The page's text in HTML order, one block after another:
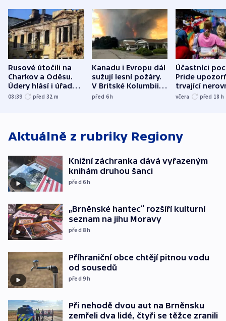
Rusové útočili na
Charkov a Oděsu.
Údery hlásí i úřady v
Bělgorodu
08:39 před 32 m
Kanadu i Evropu dál
sužují lesní požáry.
V Britské Kolumbii
evakuovali tisíce lidí
před 6h
Účastníci
Pride
trvající
včera před 18 h
Aktuálně z rubriky Regiony
Knižní záchranka dává vyřazeným
knihám druhou šanci
před 6h
„Brněnské hantec“ rozšíří kulturní
seznam na jihu Moravy
před 8h
Příhraniční obce chtějí pitnou vodu
od sousedů
před 9h
Při nehodě dvou aut na Brněnsku
zemřeli dva lidé, čtyři se těžce zranili